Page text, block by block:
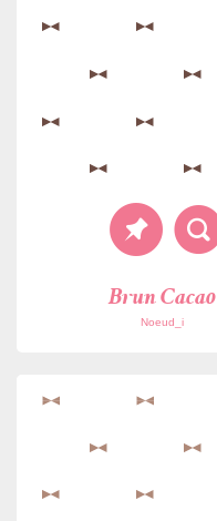
Brun Cacao
Noeud_i